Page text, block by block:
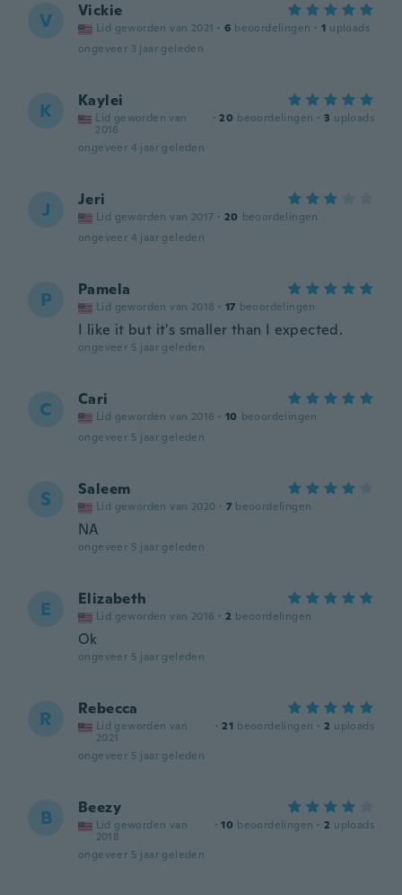
V Vickie
Lid geworden van 2021 · 6 beoordelingen · 1 uploads
ongeveer 3 jaar geleden
K Kaylei
Lid geworden van
2016
· 20 beoordelingen · 3 uploads
ongeveer 4 jaar geleden
J Jeri
Lid geworden van 2017 · 20 beoordelingen
ongeveer 4 jaar geleden
P Pamela
Lid geworden van 2018 · 17 beoordelingen
I like it but it's smaller than I expected.
ongeveer 5 jaar geleden
C Cari
Lid geworden van 2016 · 10 beoordelingen
ongeveer 5 jaar geleden
S Saleem
Lid geworden van 2020 · 7 beoordelingen
NA
ongeveer 5 jaar geleden
E Elizabeth
Lid geworden van 2016 · 2 beoordelingen
Ok
ongeveer 5 jaar geleden
R Rebecca
Lid geworden van
2021
· 21 beoordelingen · 2 uploads
ongeveer 5 jaar geleden
B Beezy
Lid geworden van
2018
· 10 beoordelingen · 2 uploads
ongeveer 5 jaar geleden